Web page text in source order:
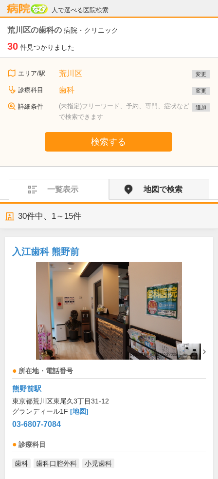
人で選べる医院検索
病院なび
荒川区の歯科の 病院・クリニック
30 件見つかりました
エリア/駅 荒川区 変更
診療科目 歯科 変更
詳細条件
(未指定)フリーワード、予約、専門、症状など
で検索できます
追加
検索する
一覧表示 地図で検索
30件中、 1～15件
入江歯科 熊野前
所在地・電話番号
熊野前駅
東京都荒川区東尾久3丁目31-12
グランディール1F [地図]
03-6807-7084
診療科目
歯科 歯科口腔外科 小児歯科